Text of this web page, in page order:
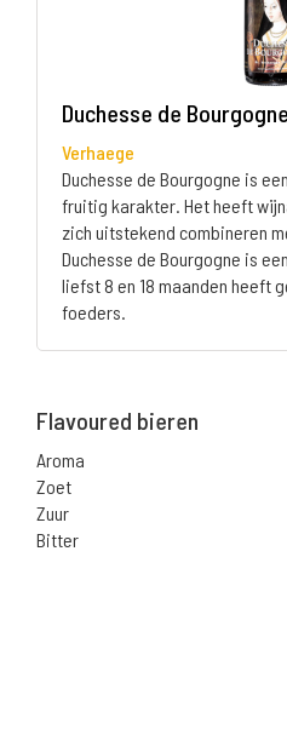
Duchesse de Bourgogne
Verhaege
Duchesse de Bourgogne is
fruitig karakter. Het heeft
zich uitstekend combineren
Duchesse de Bourgogne is
liefst 8 en 18 maanden heeft
foeders.
Flavoured bieren
Aroma
Zoet
Zuur
Bitter